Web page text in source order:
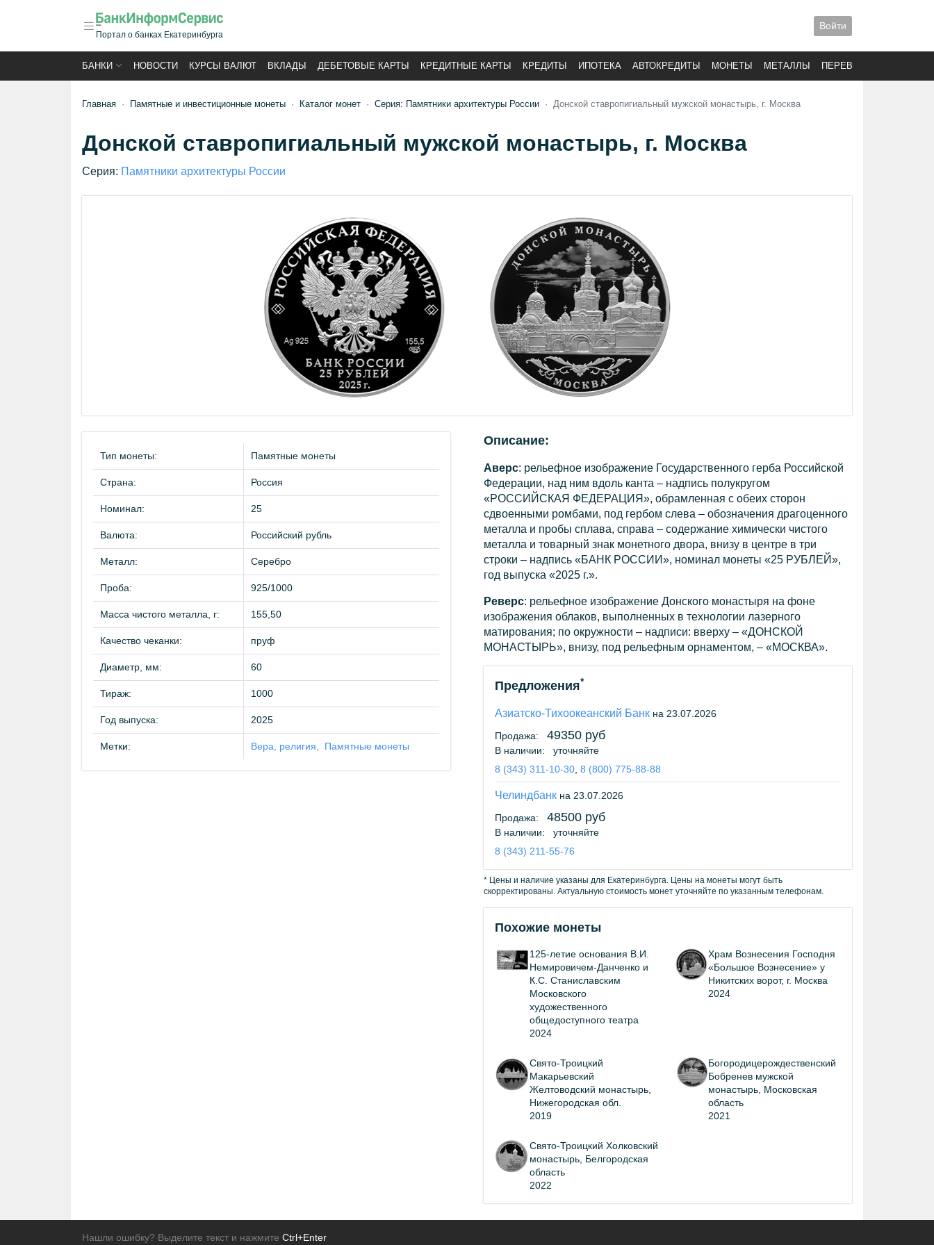
Портал о банках Екатеринбурга
Войти
БАНКИ НОВОСТИ КУРСЫ ВАЛЮТ ВКЛАДЫ ДЕБЕТОВЫЕ КАРТЫ КРЕДИТНЫЕ КАРТЫ КРЕДИТЫ ИПОТЕКА АВТОКРЕДИТЫ МОНЕТЫ МЕТАЛЛЫ ПЕРЕВОДЫ
Главная Памятные и инвестиционные монеты Каталог монет Серия: Памятники архитектуры России Донской ставропигиальный мужской монастырь, г. Москва
Донской ставропигиальный мужской монастырь, г. Москва
Серия: Памятники архитектуры России
Тип монеты: Памятные монеты
Страна: Россия
Номинал: 25
Валюта: Российский рубль
Металл: Серебро
Проба: 925/1000
Масса чистого металла, г: 155,50
Качество чеканки: пруф
Диаметр, мм: 60
Тираж: 1000
Год выпуска: 2025
Метки: Вера, религия Памятные монеты
Описание:
Аверс: рельефное изображение Государственного герба Российской
Федерации, над ним вдоль канта – надпись полукругом
«РОССИЙСКАЯ ФЕДЕРАЦИЯ», обрамленная с обеих сторон
сдвоенными ромбами, под гербом слева – обозначения драгоценного
металла и пробы сплава, справа – содержание химически чистого
металла и товарный знак монетного двора, внизу в центре в три
строки – надпись «БАНК РОССИИ», номинал монеты «25 РУБЛЕЙ»,
год выпуска «2025 г.».
Реверс: рельефное изображение Донского монастыря на фоне
изображения облаков, выполненных в технологии лазерного
матирования; по окружности – надписи: вверху – «ДОНСКОЙ
МОНАСТЫРЬ», внизу, под рельефным орнаментом, – «МОСКВА».
Предложения*
Азиатско-Тихоокеанский Банк на 23.07.2026
Продажа:
49350 руб
В наличии:
уточняйте
8 (343) 311-10-30 8 (800) 775-88-88
Челиндбанк на 23.07.2026
Продажа:
48500 руб
В наличии:
уточняйте
8 (343) 211-55-76
* Цены и наличие указаны для Екатеринбурга. Цены на монеты могут быть
скорректированы. Актуальную стоимость монет уточняйте по указанным телефонам.
Похожие монеты
125-летие основания В.И.
Немировичем-Данченко и
К.С. Станиславским
Московского
художественного
общедоступного театра
2024
Храм Вознесения Господня
«Большое Вознесение» у
Никитских ворот, г. Москва
2024
Свято-Троицкий
Макарьевский
Желтоводский монастырь,
Нижегородская обл.
2019
Богородицерождественский
Бобренев мужской
монастырь, Московская
область
2021
Свято-Троицкий Холковский
монастырь, Белгородская
область
2022
Нашли ошибку? Выделите текст и нажмите Ctrl+Enter